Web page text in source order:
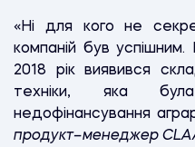
«Ні для кого не
компаній був
2018 рік виявився
техніки, яка
недофінансування
продукт–менеджер